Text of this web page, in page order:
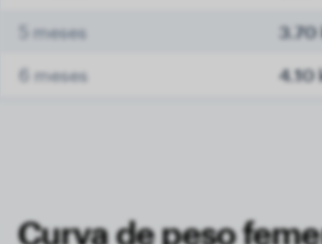
5 meses 3.70
6 meses 4.10
Curva de peso